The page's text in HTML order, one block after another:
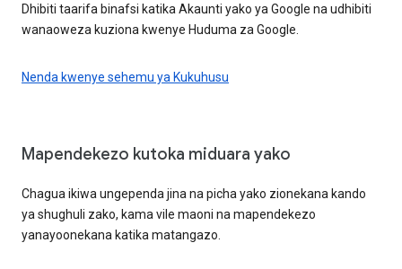
Dhibiti taarifa binafsi katika Akaunti yako ya Google na udhibiti
wanaoweza kuziona kwenye Huduma za Google.
Nenda kwenye sehemu ya Kukuhusu
Mapendekezo kutoka miduara yako
Chagua ikiwa ungependa jina na picha yako zionekana kando
ya shughuli zako, kama vile maoni na mapendekezo
yanayoonekana katika matangazo.